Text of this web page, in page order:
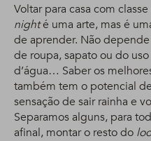
Voltar para casa com
nighté uma arte, mas é
de aprender. Não
de roupa, sapato ou do
d’água… Saber os
também tem o potencial
sensação de sair rainha e
Separamos alguns, para
afinal, montar o resto do